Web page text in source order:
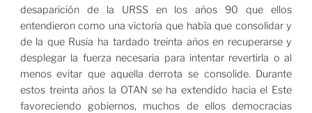
desaparición de la URSS en los años 90 que ellos
entendieron como una victoria que había que consolidar y
de la que Rusia ha tardado treinta años en recuperarse y
desplegar la fuerza necesaria para intentar revertirla o al
menos evitar que aquella derrota se consolide. Durante
estos treinta años la OTAN se ha extendido hacia el Este
favoreciendo gobiernos, muchos de ellos democracias